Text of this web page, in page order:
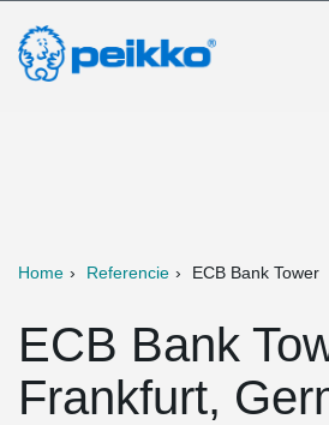
Home Referencie ECB Bank Tower
ECB Bank
Frankfurt,